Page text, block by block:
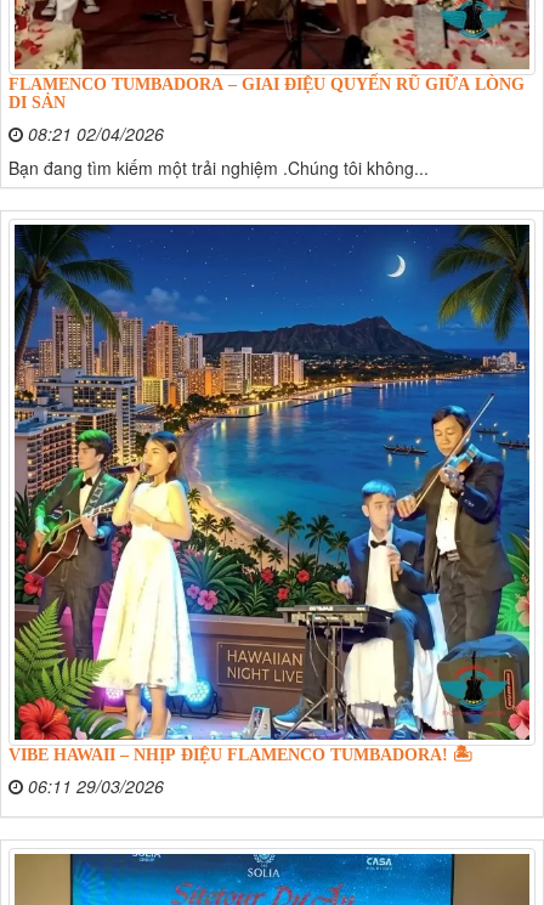
FLAMENCO TUMBADORA – GIAI ĐIỆU QUYẾN RŨ GIỮA LÒNG
DI SẢN
08:21 02/04/2026
Bạn đang tìm kiếm một trải nghiệm .Chúng tôi không...
VIBE HAWAII – NHỊP ĐIỆU FLAMENCO TUMBADORA! 🏝️
06:11 29/03/2026